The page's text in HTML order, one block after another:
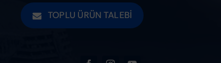
TOPLU ÜRÜN TALEBI